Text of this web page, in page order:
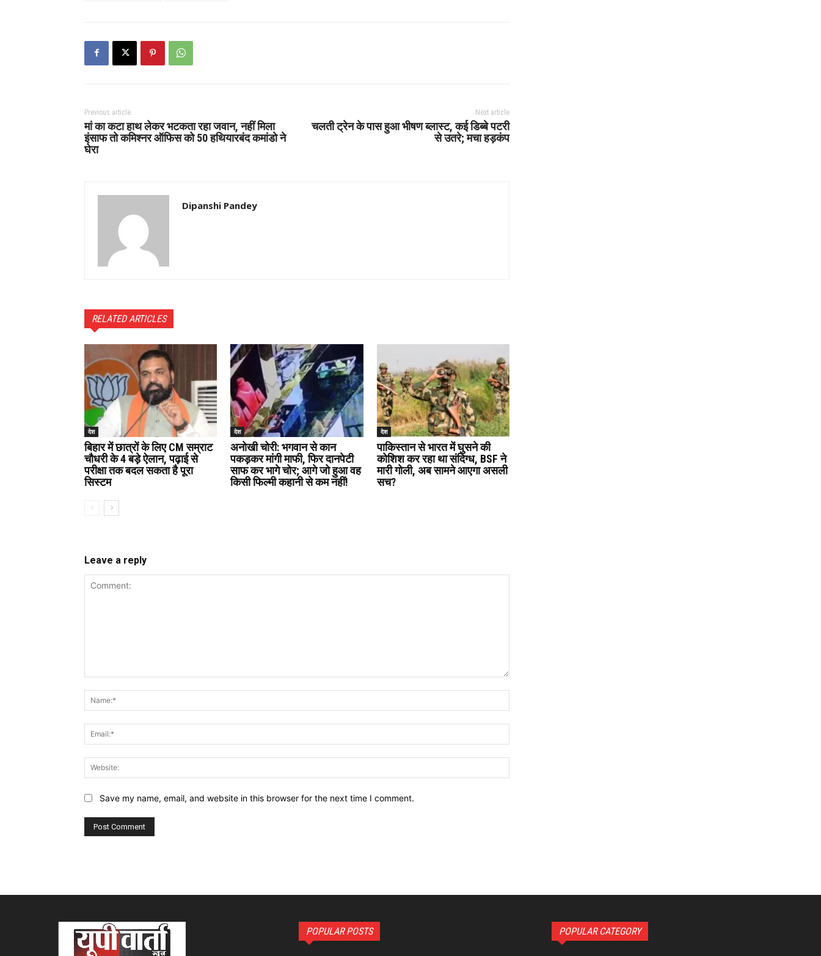
Previous article
मां का कटा हाथ लेकर भटकता रहा जवान, नहीं मिला
इंसाफ तो कमिश्नर ऑफिस को 50 हथियारबंद कमांडो ने
घेरा
Next article
चलती ट्रेन के पास हुआ भीषण ब्लास्ट, कई डिब्बे पटरी
से उतरे; मचा हड़कंप
Dipanshi Pandey
RELATED ARTICLES
देश
बिहार में छात्रों के लिए CM सम्राट
चौधरी के 4 बड़े ऐलान, पढ़ाई से
परीक्षा तक बदल सकता है पूरा
सिस्टम
देश
अनोखी चोरी: भगवान से कान
पकड़कर मांगी माफी, फिर दानपेटी
साफ कर भागे चोर; आगे जो हुआ वह
किसी फिल्मी कहानी से कम नहीं!
देश
पाकिस्तान से भारत में घुसने की
कोशिश कर रहा था संदिग्ध, BSF ने
मारी गोली, अब सामने आएगा असली
सच?
Leave a reply
Save my name, email, and website in this browser for the next time I comment.
POPULAR POSTS POPULAR CATEGORY